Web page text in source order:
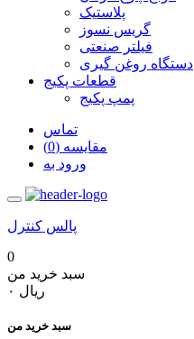
پلاستیک
گریس نسوز
فیلتر صنعتی
دستگاه روغن گیری
قطعات پکیج
پمپ پکیج
تماس
مقایسه (0)
ورود به
پالس کنترل
0
سبد خرید من
‎ریال ۰
سبد خرید من